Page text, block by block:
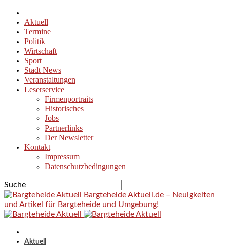
Aktuell
Termine
Politik
Wirtschaft
Sport
Stadt News
Veranstaltungen
Leserservice
Firmenportraits
Historisches
Jobs
Partnerlinks
Der Newsletter
Kontakt
Impressum
Datenschutzbedingungen
Suche
Bargteheide Aktuell.de – Neuigkeiten
und Artikel für Bargteheide und Umgebung!
Aktuell